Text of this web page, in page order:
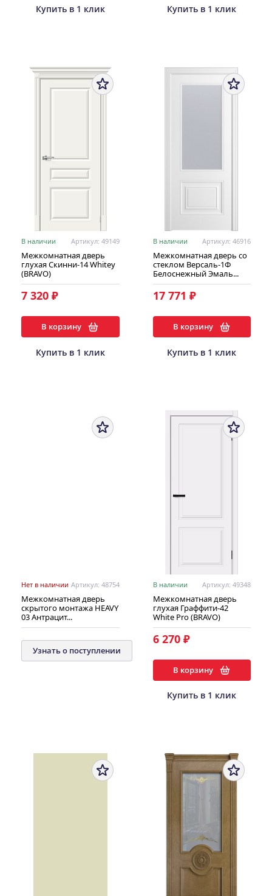
Купить в 1 клик Купить в 1 клик
В наличии Артикул: 49149
Межкомнатная дверь
глухая Скинни-14 Whitey
(BRAVO)
7 320 ₽
В корзину
Купить в 1 клик
В наличии Артикул: 46916
Межкомнатная дверь со
стеклом Версаль-1Ф
Белоснежный Эмаль...
17 771 ₽
В корзину
Купить в 1 клик
Нет в наличии Артикул: 48754
Межкомнатная дверь
скрытого монтажа HEAVY
03 Антрацит...
Узнать о поступлении
В наличии Артикул: 49348
Межкомнатная дверь
глухая Граффити-42
White Pro (BRAVO)
6 270 ₽
В корзину
Купить в 1 клик